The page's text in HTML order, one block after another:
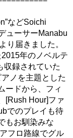
などSoichi
ューサーManabu
り届きました。
年のノベルテ
収録されていた
ノを主題とした
ードから、フィ
[Rush Hour]ファ
でのプレイも待
もお馴染みな
フロ路線でグル